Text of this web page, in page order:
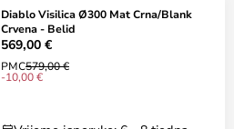
Diablo Visilica Ø300 Mat Crna/Blank
Crvena - Belid
569,00 €
PMC579,00 €
-10,00 €